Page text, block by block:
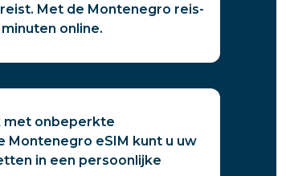
Met de Montenegro reis-
online.
met onbeperkte
Montenegro eSIM kunt u uw
in een persoonlijke